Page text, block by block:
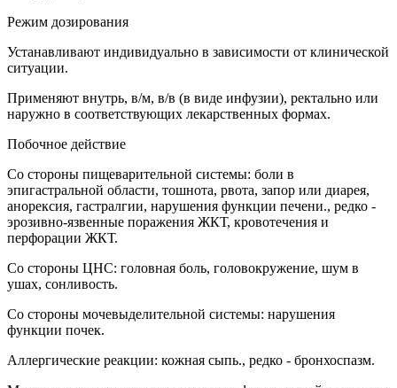
Режим дозирования
Устанавливают индивидуально в зависимости от клинической
ситуации.
Применяют внутрь, в/м, в/в (в виде инфузии), ректально или
наружно в соответствующих лекарственных формах.
Побочное действие
Со стороны пищеварительной системы: боли в
эпигастральной области, тошнота, рвота, запор или диарея,
анорексия, гастралгии, нарушения функции печени., редко -
эрозивно-язвенные поражения ЖКТ, кровотечения и
перфорации ЖКТ.
Со стороны ЦНС: головная боль, головокружение, шум в
ушах, сонливость.
Со стороны мочевыделительной системы: нарушения
функции почек.
Аллергические реакции: кожная сыпь., редко - бронхоспазм.